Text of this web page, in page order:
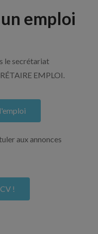
emploi
le secrétariat
EMPLOI.
aux annonces
!